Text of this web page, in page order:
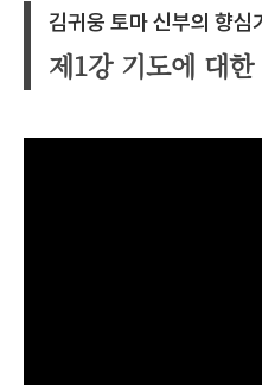
김귀웅 토마 신부의 향심
제1강 기도에 대한